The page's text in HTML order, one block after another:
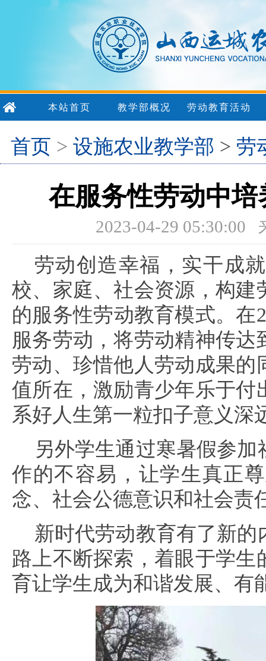
本站首页 教学部概况 劳动教育活动
首页 > 设施农业教学部 > 劳
在服务性劳动中
2023-04-29
劳动创造幸福，实干成
校、家庭、社会资源，构
的服务性劳动教育模式。在
服务劳动，将劳动精神传
劳动、珍惜他人劳动成果
值所在，激励青少年乐于
系好人生第一粒扣子意义深
另外学生通过寒暑假参
作的不容易，让学生真正
念、社会公德意识和社会责
新时代劳动教育有了新
路上不断探索，着眼于学
育让学生成为和谐发展、有